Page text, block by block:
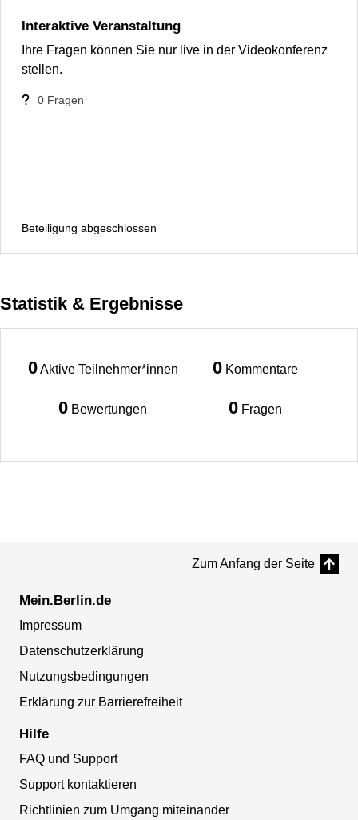
Interaktive Veranstaltung
Ihre Fragen können Sie nur live in der Videokonferenz
stellen.
0 Fragen
Beteiligung abgeschlossen
Statistik & Ergebnisse
0 Aktive Teilnehmer*innen 0 Kommentare
0 Bewertungen 0 Fragen
Zum Anfang der Seite
Mein.Berlin.de
Impressum
Datenschutzerklärung
Nutzungsbedingungen
Erklärung zur Barrierefreiheit
Hilfe
FAQ und Support
Support kontaktieren
Richtlinien zum Umgang miteinander